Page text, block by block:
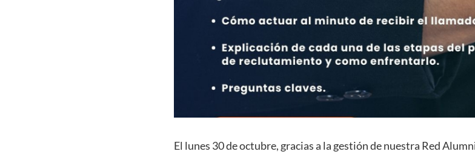
El lunes 30 de octubre, gracias a la gestión de nuestra Red